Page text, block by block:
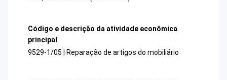
Código e descrição da atividade econômica
principal
9529-1/05 | Reparação de artigos do mobiliário